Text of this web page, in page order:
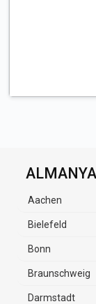
Aachen
Bielefeld
Bonn
Braunschweig
Darmstadt